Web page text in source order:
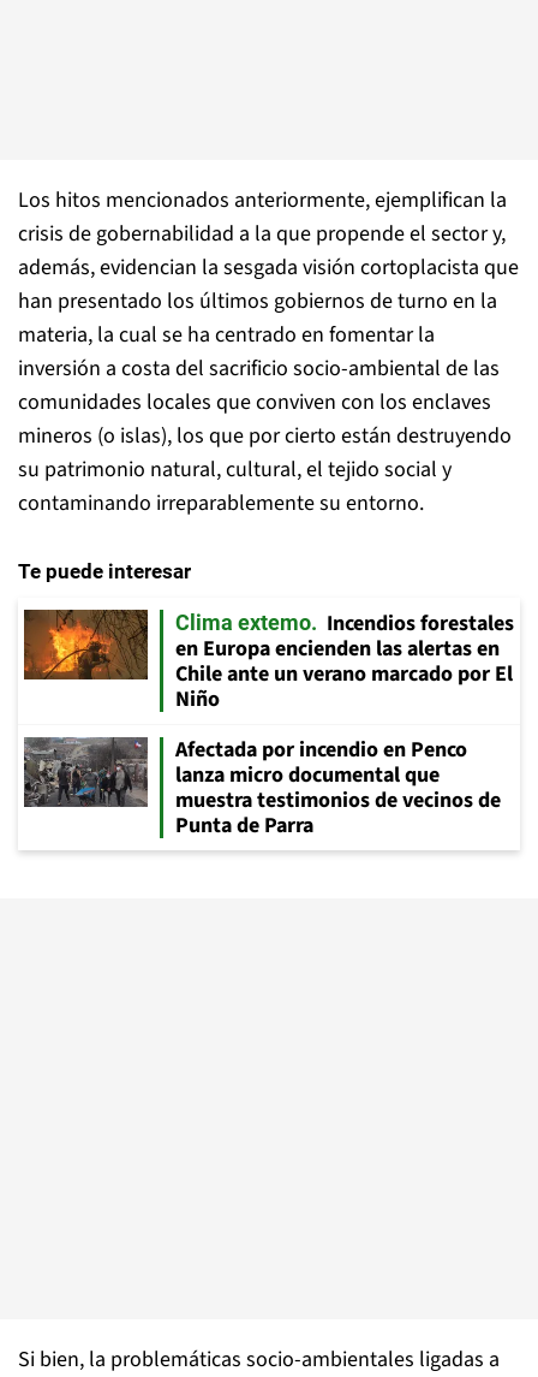
Los hitos mencionados anteriormente, ejemplifican la
crisis de gobernabilidad a la que propende el sector y,
además, evidencian la sesgada visión cortoplacista que
han presentado los últimos gobiernos de turno en la
materia, la cual se ha centrado en fomentar la
inversión a costa del sacrificio socio-ambiental de las
comunidades locales que conviven con los enclaves
mineros (o islas), los que por cierto están destruyendo
su patrimonio natural, cultural, el tejido social y
contaminando irreparablemente su entorno.
Te puede interesar
Clima extemo
Incendios forestales
en Europa encienden las alertas en
Chile ante un verano marcado por El
Niño
Afectada por incendio en Penco
lanza micro documental que
muestra testimonios de vecinos de
Punta de Parra
Si bien, la problemáticas socio-ambientales ligadas a